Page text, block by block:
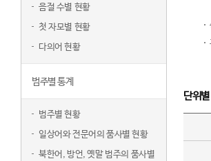
음절 수별 현황
첫 자모별 현황
다의어 현황
범주별 통계
범주별 현황
일상어와 전문어의 품사별 현황
북한어, 방언, 옛말 범주의 품사별
단위